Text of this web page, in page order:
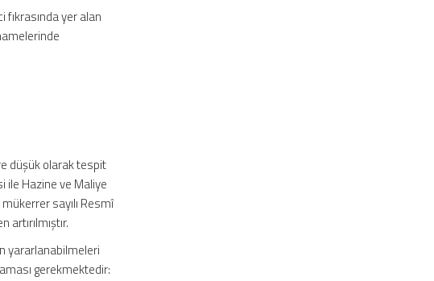
fıkrasında yer alan
düşük olarak tespit
ile Hazine ve Maliye
sayılı Resmî
yararlanabilmeleri
gerekmektedir: